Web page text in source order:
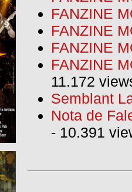
FANZINE
FANZINE
FANZINE
FANZINE
11.172
Semblant
Nota de
- 10.391